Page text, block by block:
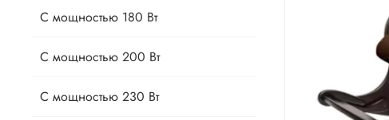
С мощностью 180 Вт
С мощностью 200 Вт
С мощностью 230 Вт